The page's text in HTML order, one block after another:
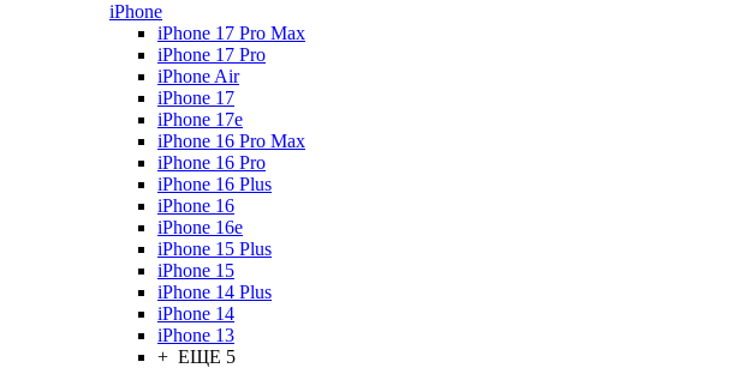
iPhone
iPhone 17 Pro Max
iPhone 17 Pro
iPhone Air
iPhone 17
iPhone 17e
iPhone 16 Pro Max
iPhone 16 Pro
iPhone 16 Plus
iPhone 16
iPhone 16e
iPhone 15 Plus
iPhone 15
iPhone 14 Plus
iPhone 14
iPhone 13
+ ЕЩЕ 5